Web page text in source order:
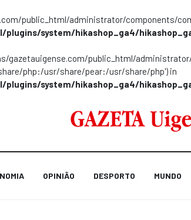
public_html/administrator/components/
system/hikashop_ga4/
gazetauigense.com/public_html/
php:/usr/share/pear:/usr/share/php') in
system/hikashop_ga4/
OPINIÃO DESPORTO MUNDO